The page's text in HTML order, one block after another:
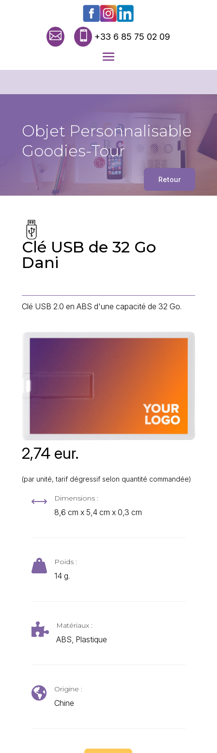
  +33 6 85 75 02 09
Objet Personnalisable
Goodies-Tour
Retour
2,74 eur.
(par unité, tarif dégressif selon quantité commandée)
Clé USB de 32 Go
Dani
Clé USB 2.0 en ABS d'une capacité de 32 Go.
, Dimensions :
8,6 cm x 5,4 cm x 0,3 cm
 Poids :
14 g.
 Matériaux :
ABS, Plastique
 Origine :
Chine